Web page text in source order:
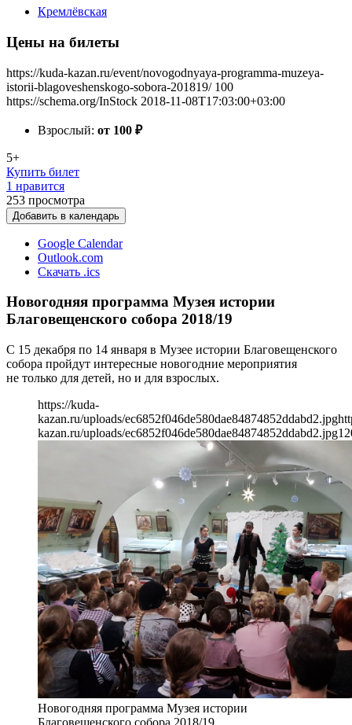
Кремлёвская
Цены на билеты
https://kuda-kazan.ru/event/novogodnyaya-programma-muzeya-
istorii-blagoveshenskogo-sobora-201819/ 100
https://schema.org/InStock 2018-11-08T17:03:00+03:00
Взрослый: от 100 ₽
5+
Купить билет
1 нравится
253 просмотра
Добавить в календарь
Google Calendar
Outlook.com
Скачать .ics
Новогодняя программа Музея истории
Благовещенского собора 2018/19
С 15 декабря по 14 января в Музее истории Благовещенского
собора пройдут интересные новогодние мероприятия
не только для детей, но и для взрослых.
https://kuda-
kazan.ru/uploads/ec6852f046de580dae84874852ddabd2.jpg
kazan.ru/uploads/ec6852f046de580dae84874852ddabd2.jpg
Новогодняя программа Музея истории
Благовещенского собора 2018/19